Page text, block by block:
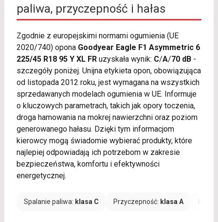
paliwa, przyczepność i hałas
Zgodnie z europejskimi normami ogumienia (UE
2020/740) opona Goodyear Eagle F1 Asymmetric 6
225/45 R18 95 Y XL FRuzyskała wynik: C/A/70 dB-
szczegóły poniżej. Unijna etykieta opon, obowiązująca
od listopada 2012 roku, jest wymagana na wszystkich
sprzedawanych modelach ogumienia w UE. Informuje
o kluczowych parametrach, takich jak opory toczenia,
droga hamowania na mokrej nawierzchni oraz poziom
generowanego hałasu. Dzięki tym informacjom
kierowcy mogą świadomie wybierać produkty, które
najlepiej odpowiadają ich potrzebom w zakresie
bezpieczeństwa, komfortu i efektywności
energetycznej.
Spalanie paliwa: klasa C Przyczepność: klasa A